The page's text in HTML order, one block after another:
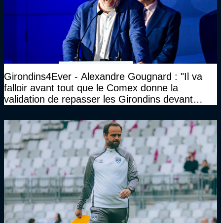
Girondins4Ever - Alexandre Gougnard : "Il va
falloir avant tout que le Comex donne la
validation de repasser les Girondins devant